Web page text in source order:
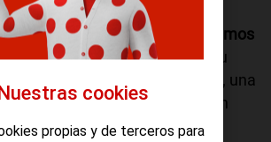
unos años se creó la
para que todos pudiésemos
a no ser molestados.
Su
del náufrago Robinson Crusoe, una
publicitario’ que tienen
a esta lista.
cookies
propias y de terceros para